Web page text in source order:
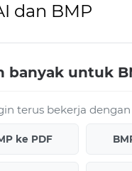
dan BMP
banyak untuk
terus bekerja
ke PDF